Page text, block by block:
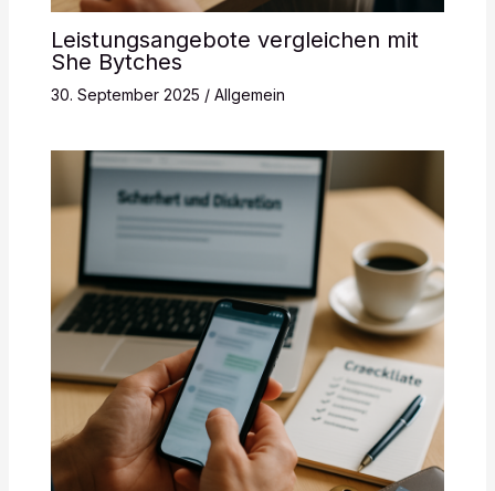
Leistungsangebote vergleichen mit
She Bytches
30. September 2025 / Allgemein